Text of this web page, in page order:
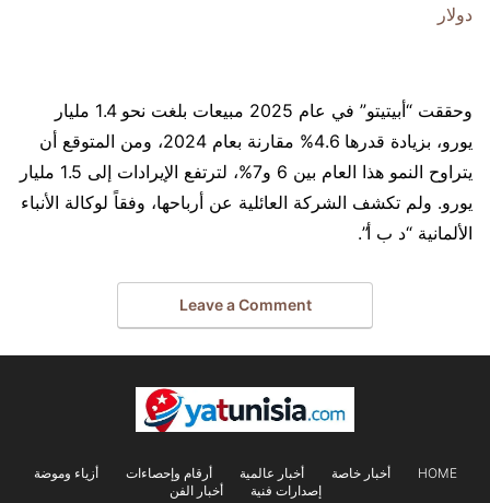
دولار
وحققت “أبيتيتو” في عام 2025 مبيعات بلغت نحو 1.4 مليار
يورو، بزيادة قدرها 4.6% مقارنة بعام 2024، ومن المتوقع أن
يتراوح النمو هذا العام بين 6 و7%، لترتفع الإيرادات إلى 1.5 مليار
يورو. ولم تكشف الشركة العائلية عن أرباحها، وفقاً لوكالة الأنباء
الألمانية “د ب أ”.
Leave a Comment
HOME أخبار خاصة أخبار عالمية أرقام وإحصاءات
أزياء وموضة
إصدارات فنية
أخبار الفن